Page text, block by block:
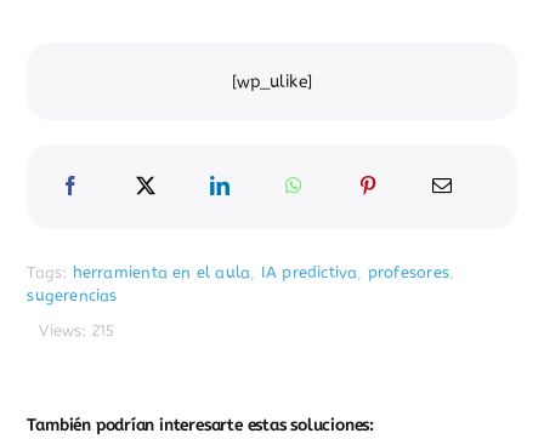
[wp_ulike]
Tags: herramienta en el aula, IA predictiva, profesores,
sugerencias
Views: 215
También podrían interesarte estas soluciones: